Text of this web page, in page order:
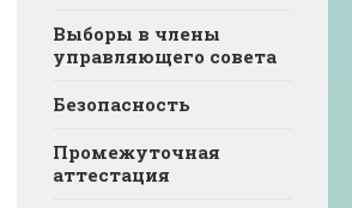
Выборы в члены
управляющего совета
Безопасность
Промежуточная
аттестация